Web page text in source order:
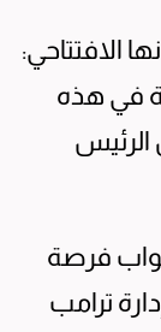
الافتتاحي:
في هذه
الرئيس
فرصة
ترامب